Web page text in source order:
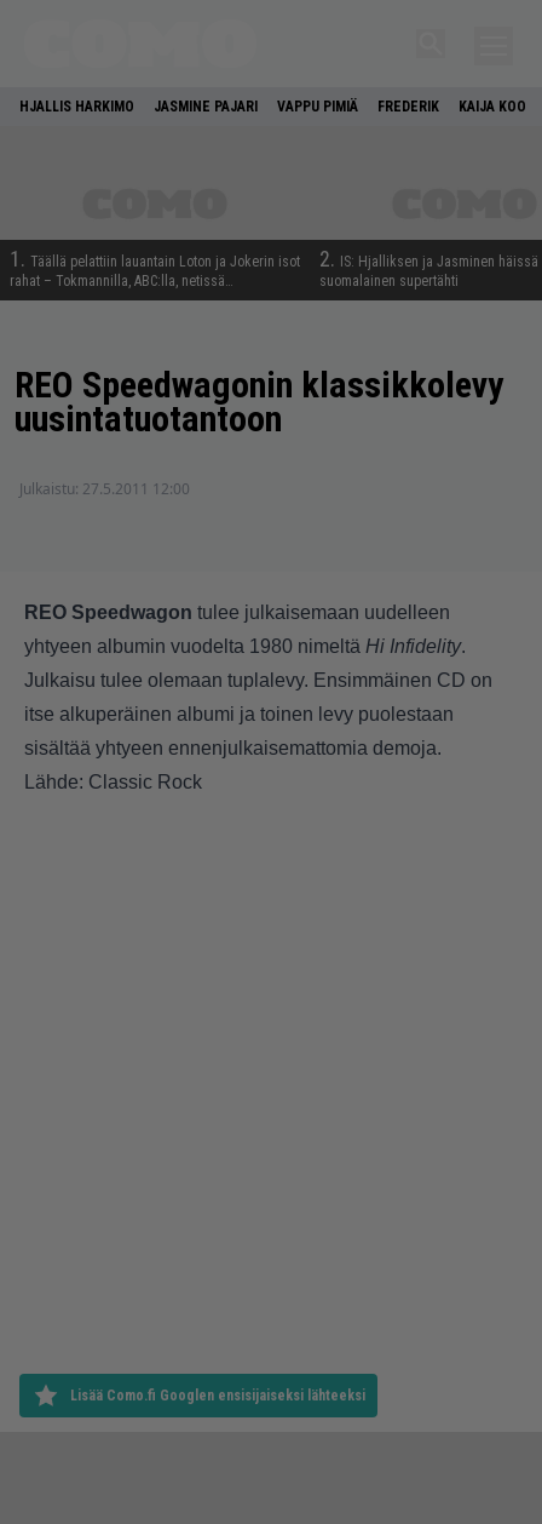
HJALLIS HARKIMO JASMINE PAJARI VAPPU PIMIÄ FREDERIK KAIJA KOO
1. Täällä pelattiin lauantain Loton ja Jokerin isot
rahat – Tokmannilla, ABC:lla, netissä…
2.
IS: Hjalliksen ja Jasminen häissä
suomalainen supertähti
REO Speedwagonin klassikkolevy
uusintatuotantoon
Julkaistu: 27.5.2011 12:00
REO Speedwagon tulee julkaisemaan uudelleen
yhtyeen albumin vuodelta 1980 nimeltä Hi Infidelity.
Julkaisu tulee olemaan tuplalevy. Ensimmäinen CD on
itse alkuperäinen albumi ja toinen levy puolestaan
sisältää yhtyeen ennenjulkaisemattomia demoja.
Lähde: Classic Rock
Lisää Como.fi Googlen ensisijaiseksi lähteeksi